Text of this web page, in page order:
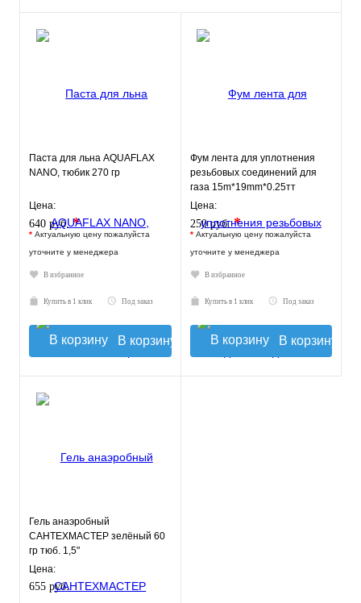
Паста для льна AQUAFLAX
NANO, тюбик 270 гр
Цена:
640 руб.*
* Актуальную цену пожалуйста
уточните у менеджера
В избранное
Купить в 1 клик Под заказ
В корзину
Фум лента для уплотнения
резьбовых соединений для
газа 15m*19mm*0.25тт
MBl519-030gas TIM
Цена:
250 руб.*
* Актуальную цену пожалуйста
уточните у менеджера
В избранное
Купить в 1 клик Под заказ
В корзину
Гель анаэробный
САНТЕХМАСТЕР зелёный 60
гр тюб. 1,5"
Цена:
655 руб.